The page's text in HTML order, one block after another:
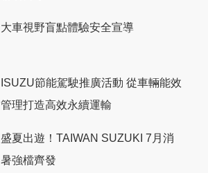
大車視野盲點體驗安全宣導
ISUZU節能駕駛推廣活動 從車輛能效
管理打造高效永續運輸
盛夏出遊！TAIWAN SUZUKI 7月消
暑強檔齊發